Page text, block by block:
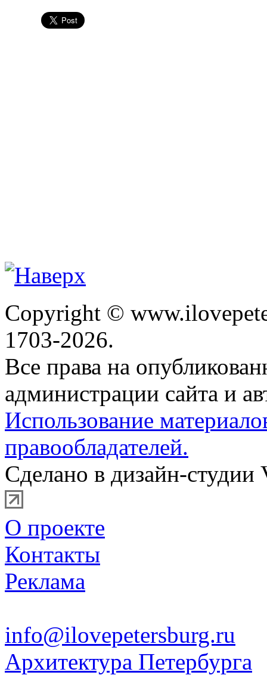
Copyright ©
1703-2026.
Все права на
администрации сайта и
Использование
правообладателей.
Сделано в дизайн-студии
О проекте
Контакты
Реклама
info@ilovepetersburg.ru
Архитектура Петербурга